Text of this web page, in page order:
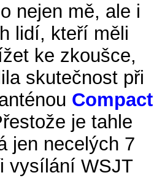
nejen mě, ale i
lidí, kteří měli
ke zkoušce,
skutečnost při
Compact
je tahle
jen necelých 7
vysílání WSJT